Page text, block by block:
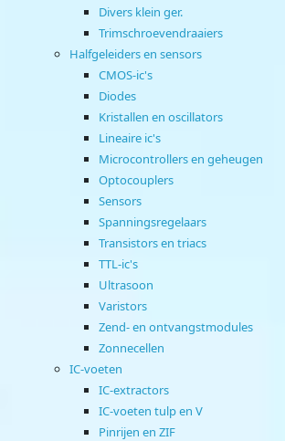
Divers klein ger.
Trimschroevendraaiers
Halfgeleiders en sensors
CMOS-ic's
Diodes
Kristallen en oscillators
Lineaire ic's
Microcontrollers en geheugen
Optocouplers
Sensors
Spanningsregelaars
Transistors en triacs
TTL-ic's
Ultrasoon
Varistors
Zend- en ontvangstmodules
Zonnecellen
IC-voeten
IC-extractors
IC-voeten tulp en V
Pinrijen en ZIF